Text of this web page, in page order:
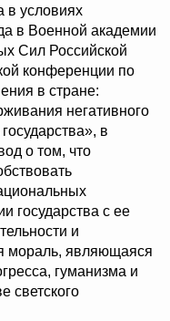
в условиях
в Военной академии
Сил Российской
конференции по
в стране:
негативного
в
о том, что
государства с ее
и
мораль, являющаяся
гуманизма и
светского